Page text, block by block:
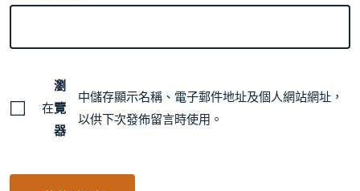
在
瀏
覽
器
中儲存顯示名稱、電子郵件地址及個人網站網址，
以供下次發佈留言時使用。